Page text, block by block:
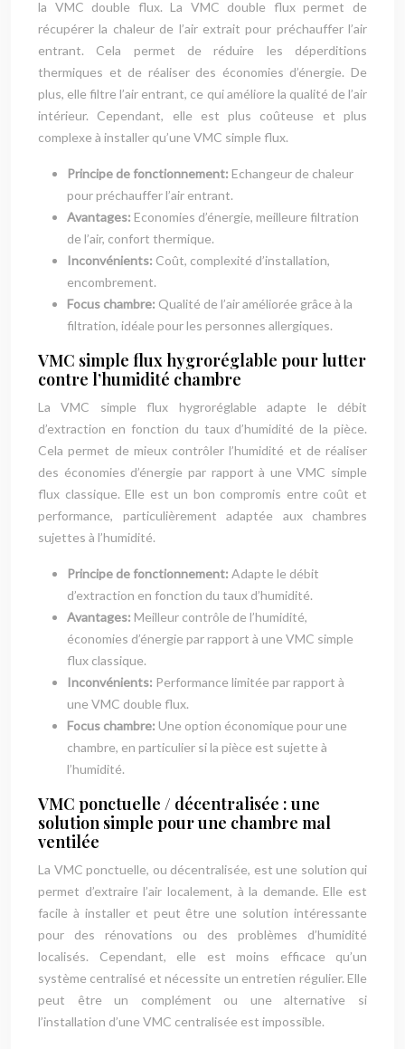
la VMC double flux. La VMC double flux permet de
récupérer la chaleur de l’air extrait pour préchauffer l’air
entrant. Cela permet de réduire les déperditions
thermiques et de réaliser des économies d’énergie. De
plus, elle filtre l’air entrant, ce qui améliore la qualité de l’air
intérieur. Cependant, elle est plus coûteuse et plus
complexe à installer qu’une VMC simple flux.
Principe de fonctionnement: Echangeur de chaleur
pour préchauffer l’air entrant.
Avantages: Economies d’énergie, meilleure filtration
de l’air, confort thermique.
Inconvénients: Coût, complexité d’installation,
encombrement.
Focus chambre: Qualité de l’air améliorée grâce à la
filtration, idéale pour les personnes allergiques.
VMC simple flux hygroréglable pour lutter
contre l’humidité chambre
La VMC simple flux hygroréglable adapte le débit
d’extraction en fonction du taux d’humidité de la pièce.
Cela permet de mieux contrôler l’humidité et de réaliser
des économies d’énergie par rapport à une VMC simple
flux classique. Elle est un bon compromis entre coût et
performance, particulièrement adaptée aux chambres
sujettes à l’humidité.
Principe de fonctionnement: Adapte le débit
d’extraction en fonction du taux d’humidité.
Avantages: Meilleur contrôle de l’humidité,
économies d’énergie par rapport à une VMC simple
flux classique.
Inconvénients: Performance limitée par rapport à
une VMC double flux.
Focus chambre: Une option économique pour une
chambre, en particulier si la pièce est sujette à
l’humidité.
VMC ponctuelle / décentralisée : une
solution simple pour une chambre mal
ventilée
La VMC ponctuelle, ou décentralisée, est une solution qui
permet d’extraire l’air localement, à la demande. Elle est
facile à installer et peut être une solution intéressante
pour des rénovations ou des problèmes d’humidité
localisés. Cependant, elle est moins efficace qu’un
système centralisé et nécessite un entretien régulier. Elle
peut être un complément ou une alternative si
l’installation d’une VMC centralisée est impossible.